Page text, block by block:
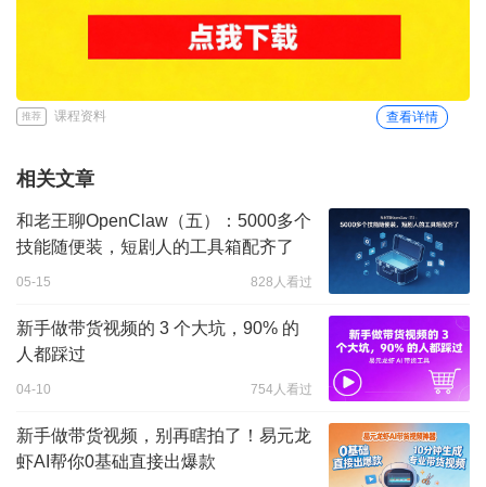
推荐 课程资料 查看详情
相关文章
和老王聊OpenClaw（五）：5000多个
技能随便装，短剧人的工具箱配齐了
05-15 828人看过
新手做带货视频的 3 个大坑，90% 的
人都踩过
04-10 754人看过
新手做带货视频，别再瞎拍了！易元龙
虾AI帮你0基础直接出爆款